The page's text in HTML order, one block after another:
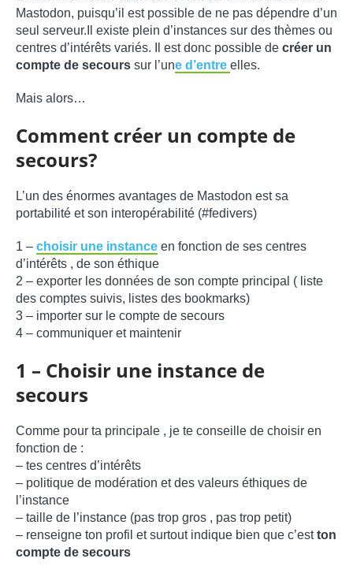
Mastodon, puisqu’il est possible de ne pas dépendre d’un
seul serveur.Il existe plein d’instances sur des thèmes ou
centres d’intérêts variés. Il est donc possible de créer un
compte de secours sur l’une d’entre elles.
Mais alors…
Comment créer un compte de
secours?
L’un des énormes avantages de Mastodon est sa
portabilité et son interopérabilité (#fedivers)
1 – choisir une instance en fonction de ses centres
d’intérêts , de son éthique
2 – exporter les données de son compte principal ( liste
des comptes suivis, listes des bookmarks)
3 – importer sur le compte de secours
4 – communiquer et maintenir
1 – Choisir une instance de
secours
Comme pour ta principale , je te conseille de choisir en
fonction de :
– tes centres d’intérêts
– politique de modération et des valeurs éthiques de
l’instance
– taille de l’instance (pas trop gros , pas trop petit)
– renseigne ton profil et surtout indique bien que c’estton
compte de secours